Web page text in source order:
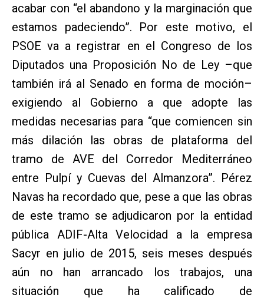
acabar con “el abandono y la marginación que
estamos padeciendo”. Por este motivo, el
PSOE va a registrar en el Congreso de los
Diputados una Proposición No de Ley –que
también irá al Senado en forma de moción–
exigiendo al Gobierno a que adopte las
medidas necesarias para “que comiencen sin
más dilación las obras de plataforma del
tramo de AVE del Corredor Mediterráneo
entre Pulpí y Cuevas del Almanzora”. Pérez
Navas ha recordado que, pese a que las obras
de este tramo se adjudicaron por la entidad
pública ADIF-Alta Velocidad a la empresa
Sacyr en julio de 2015, seis meses después
aún no han arrancado los trabajos, una
situación que ha calificado de